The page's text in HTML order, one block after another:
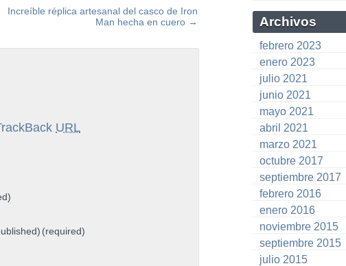
Increíble réplica artesanal del casco de Iron
Man hecha en cuero →
URL
(required)
Archivos
febrero 2023
enero 2023
julio 2021
junio 2021
mayo 2021
abril 2021
marzo 2021
octubre 2017
septiembre 2017
febrero 2016
enero 2016
noviembre 2015
septiembre 2015
julio 2015